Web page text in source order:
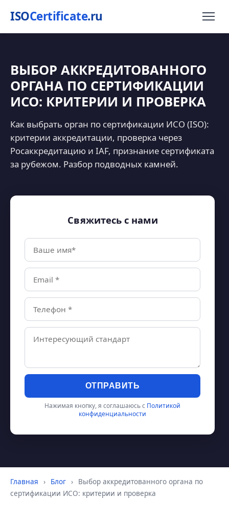
ISOCertificate.ru
ВЫБОР АККРЕДИТОВАННОГО
ОРГАНА ПО СЕРТИФИКАЦИИ
ИСО: КРИТЕРИИ И ПРОВЕРКА
Как выбрать орган по сертификации ИСО (ISO):
критерии аккредитации, проверка через
Росаккредитацию и IAF, признание сертификата
за рубежом. Разбор подводных камней.
Свяжитесь с нами
ОТПРАВИТЬ
Нажимая кнопку, я соглашаюсь с Политикой
конфиденциальности
Главная › Блог › Выбор аккредитованного органа по
сертификации ИСО: критерии и проверка